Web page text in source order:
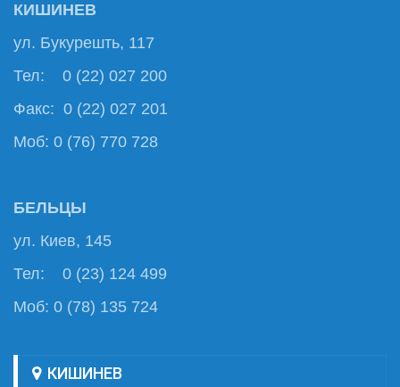
КИШИНЕВ
ул. Букурешть, 117
Тел: 0 (22) 027 200
Факс: 0 (22) 027 201
Моб: 0 (76) 770 728
БЕЛЬЦЫ
ул. Киев, 145
Тел: 0 (23) 124 499
Моб: 0 (78) 135 724
КИШИНЕВ